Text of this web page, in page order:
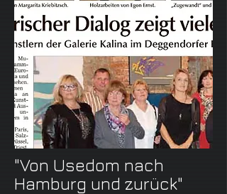
"Von Usedom nach
Hamburg und zurück"